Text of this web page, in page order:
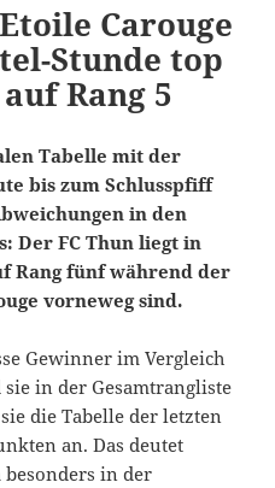
Carouge
Stunde top
Rang 5
Tabelle mit der
bis zum Schlusspfiff
in den
Der FC Thun liegt in
Rang fünf während der
vorneweg sind.
Gewinner im Vergleich
in der Gesamtrangliste
die Tabelle der letzten
an. Das deutet
besonders in der